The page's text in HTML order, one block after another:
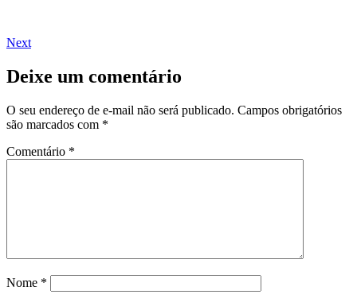
Next
Deixe um comentário
O seu endereço de e-mail não será publicado. Campos obrigatórios
são marcados com *
Comentário *
Nome *